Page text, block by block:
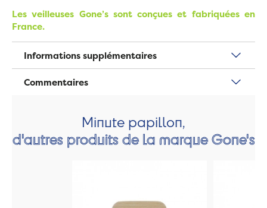
Les veilleuses Gone’s sont conçues et fabriquées en
France.
Informations supplémentaires
Commentaires
Minute papillon,
d'autres produits de la marque Gone's